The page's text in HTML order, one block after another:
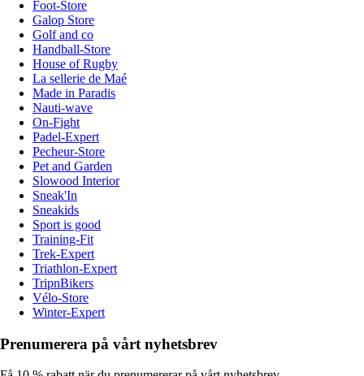
Foot-Store
Galop Store
Golf and co
Handball-Store
House of Rugby
La sellerie de Maé
Made in Paradis
Nauti-wave
On-Fight
Padel-Expert
Pecheur-Store
Pet and Garden
Slowood Interior
Sneak'In
Sneakids
Sport is good
Training-Fit
Trek-Expert
Triathlon-Expert
TripnBikers
Vélo-Store
Winter-Expert
Prenumerera på vårt nyhetsbrev